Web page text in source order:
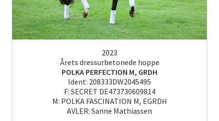
2023
Årets dressurbetonede hoppe
POLKA PERFECTION M, GRDH
Ident: 208333DW2045495
F: SECRET DE473730609814
M: POLKA FASCINATION M, EGRDH
AVLER: Sanne Mathiassen